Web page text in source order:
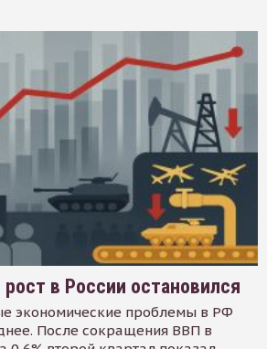
в России остановился
экономические проблемы в РФ
После сокращения ВВП в